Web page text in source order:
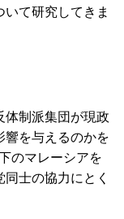
て研究してきま
体制派集団が現政
響を与えるのかを
のマレーシアを
士の協力にとく